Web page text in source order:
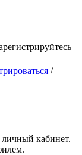
/
кабинет.